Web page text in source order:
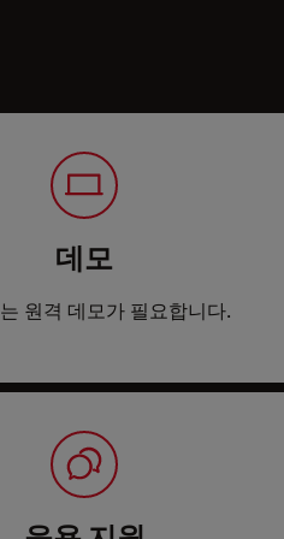
데모
원격 데모가 필요합니다.